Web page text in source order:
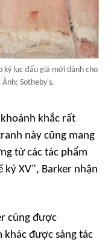
kỷ lục đấu giá mới dành cho
Sotheby's.
khắc rất
này cũng mang
từ các tác phẩm
XV", Barker nhận
cũng được
khác được sáng tác